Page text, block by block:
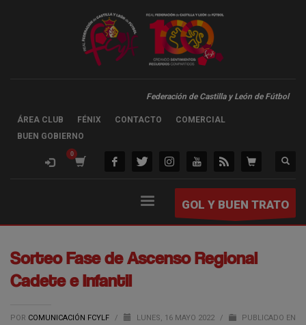
Federación de Castilla y León de Fútbol
ÁREA CLUB FÉNIX CONTACTO
COMERCIAL
BUEN GOBIERNO
GOL Y BUEN TRATO
Sorteo Fase de Ascenso Regional
Cadete e Infantil
POR COMUNICACIÓN FCYLF / LUNES, 16 MAYO 2022 /
PUBLICADO EN